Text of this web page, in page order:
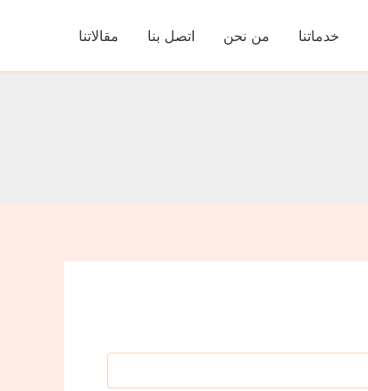
خدماتنا من نحن اتصل بنا مقالاتنا